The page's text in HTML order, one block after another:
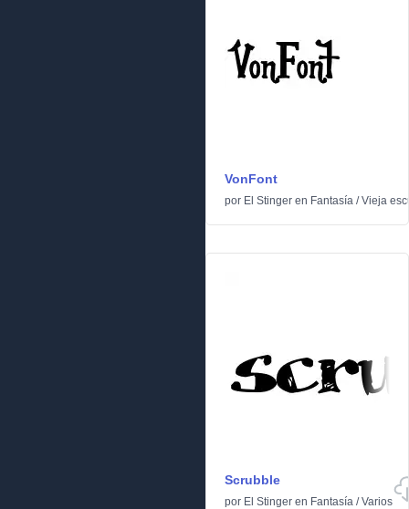
VonFont
por El Stinger en Fantasía /Vieja
Scrubble
por El Stinger en Fantasía /Varios